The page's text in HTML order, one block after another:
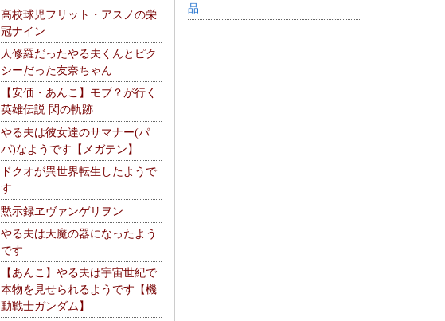
高校球児フリット・アスノの栄
冠ナイン
人修羅だったやる夫くんとピク
シーだった友奈ちゃん
【安価・あんこ】モブ？が行く
英雄伝説 閃の軌跡
やる夫は彼女達のサマナー(パ
パ)なようです【メガテン】
ドクオが異世界転生したようで
す
黙示録ヱヴァンゲリヲン
やる夫は天魔の器になったよう
です
【あんこ】やる夫は宇宙世紀で
本物を見せられるようです【機
動戦士ガンダム】
品